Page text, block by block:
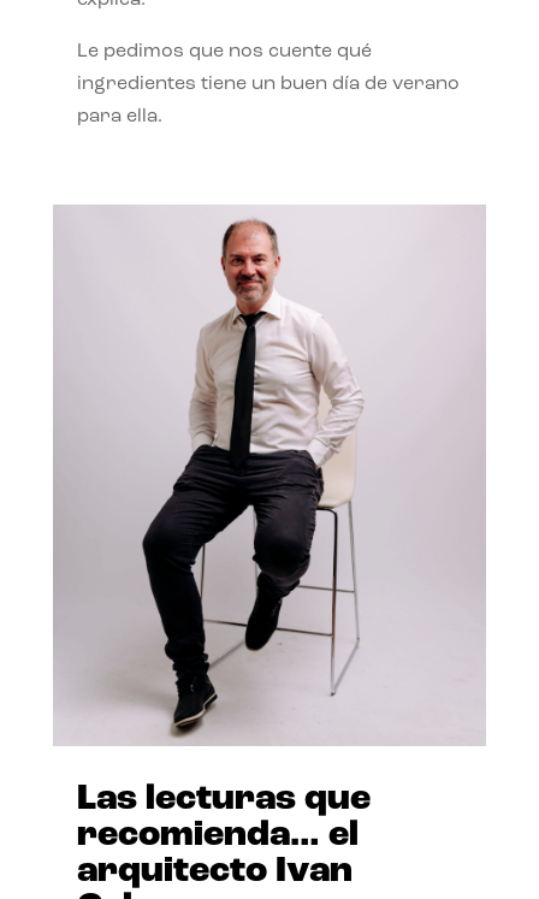
Le pedimos que nos cuente qué
ingredientes tiene un buen día de verano
para ella.
Las lecturas que
recomienda… el
arquitecto Ivan